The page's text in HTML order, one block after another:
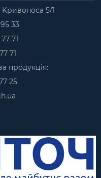
5/1
33
71
71
продукція:
25